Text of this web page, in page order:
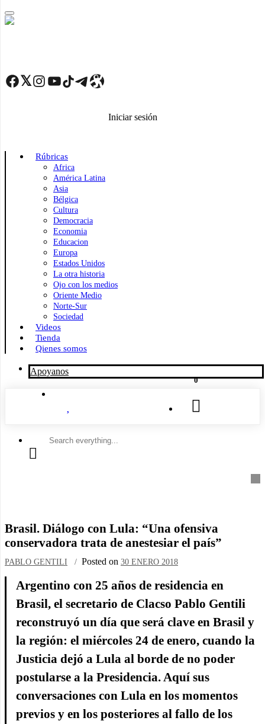
Skip
to
Facebook Twitter Instagram YouTube TikTok Telegram Enlace
Iniciar sesión
Rúbricas
Africa
América Latina
Asia
Bélgica
Cultura
Democracia
Economia
Educacion
Europa
Estados Unidos
La otra historia
Ojo con los medios
Oriente Medio
Norte-Sur
Sociedad
Videos
Tienda
Qienes somos
Apoyanos
0
Search
Brasil. Diálogo con Lula: “Una ofensiva
conservadora trata de anestesiar el país”
PABLO GENTILI Posted on 30 ENERO 2018
Argentino con 25 años de residencia en
Brasil, el secretario de Clacso Pablo Gentili
reconstruyó un día que será clave en Brasil y
la región: el miércoles 24 de enero, cuando la
Justicia dejó a Lula al borde de no poder
postularse a la Presidencia. Aquí sus
conversaciones con Lula en los momentos
previos y en los posteriores al fallo de los